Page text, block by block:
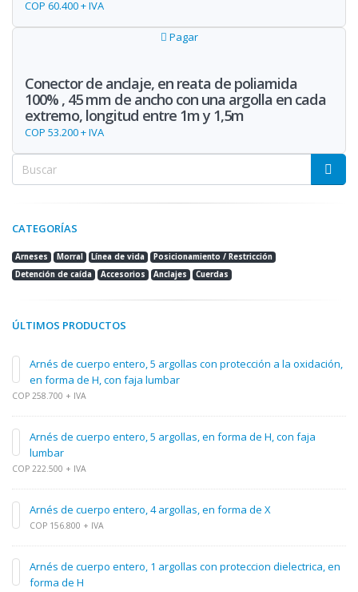
COP 60.400 + IVA
Pagar
Conector de anclaje, en reata de poliamida
100% , 45 mm de ancho con una argolla en cada
extremo, longitud entre 1m y 1,5m
COP 53.200 + IVA
CATEGORÍAS
Arneses Morral Línea de vida
Posicionamiento / Restricción
Detención de caída
Accesorios Anclajes Cuerdas
ÚLTIMOS PRODUCTOS
Arnés de cuerpo entero, 5 argollas con protección a la oxidación,
en forma de H, con faja lumbar
COP 258.700 + IVA
Arnés de cuerpo entero, 5 argollas, en forma de H, con faja
lumbar
COP 222.500 + IVA
Arnés de cuerpo entero, 4 argollas, en forma de X
COP 156.800 + IVA
Arnés de cuerpo entero, 1 argollas con proteccion dielectrica, en
forma de H